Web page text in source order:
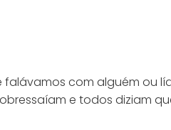
falávamos com alguém ou
e todos diziam